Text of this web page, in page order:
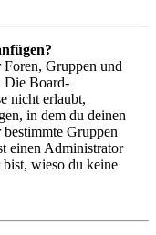
Gruppen und
Die Board-
nicht erlaubt,
in dem du deinen
Gruppen
einen Administrator
wieso du keine